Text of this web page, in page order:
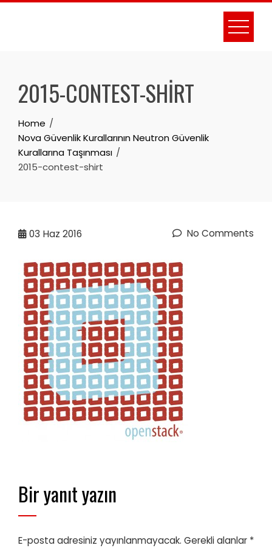
Skip
2015-CONTEST-SHIRT
Home
Nova Güvenlik Kurallarının Neutron Güvenlik
Kurallarına Taşınması
2015-contest-shirt
03 Haz 2016 No Comments
Bir yanıt yazın
E-posta adresiniz yayınlanmayacak. Gerekli alanlar *